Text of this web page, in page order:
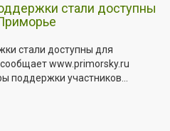
стали доступны
стали доступны для
www.primorsky.ru
поддержки участников...